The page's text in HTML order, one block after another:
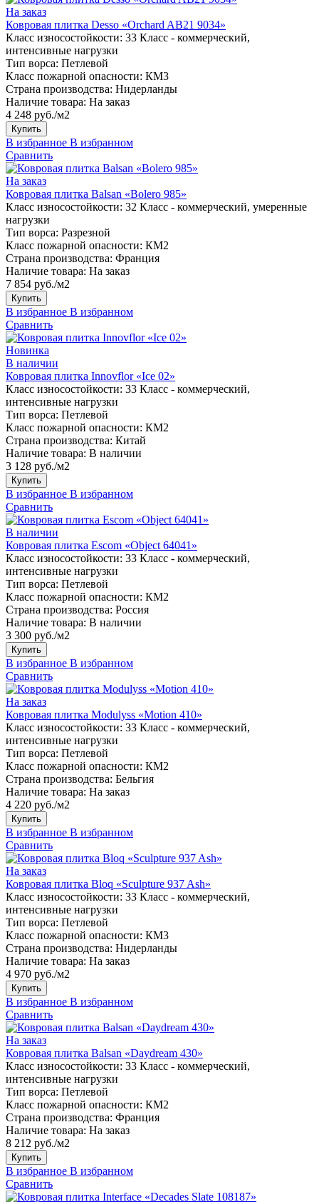
На заказ
Ковровая плитка Desso «Orchard AB21 9034»
Класс износостойкости: 33 Класс - коммерческий,
интенсивные нагрузки
Тип ворса: Петлевой
Класс пожарной опасности: КМ3
Страна производства: Нидерланды
Наличие товара: На заказ
4 248 руб./м2
Купить
В избранное В избранном
Сравнить
На заказ
Ковровая плитка Balsan «Bolero 985»
Класс износостойкости: 32 Класс - коммерческий, умеренные
нагрузки
Тип ворса: Разрезной
Класс пожарной опасности: КМ2
Страна производства: Франция
Наличие товара: На заказ
7 854 руб./м2
Купить
В избранное В избранном
Сравнить
Новинка
В наличии
Ковровая плитка Innovflor «Ice 02»
Класс износостойкости: 33 Класс - коммерческий,
интенсивные нагрузки
Тип ворса: Петлевой
Класс пожарной опасности: КМ2
Страна производства: Китай
Наличие товара: В наличии
3 128 руб./м2
Купить
В избранное В избранном
Сравнить
В наличии
Ковровая плитка Escom «Object 64041»
Класс износостойкости: 33 Класс - коммерческий,
интенсивные нагрузки
Тип ворса: Петлевой
Класс пожарной опасности: КМ2
Страна производства: Россия
Наличие товара: В наличии
3 300 руб./м2
Купить
В избранное В избранном
Сравнить
На заказ
Ковровая плитка Modulyss «Motion 410»
Класс износостойкости: 33 Класс - коммерческий,
интенсивные нагрузки
Тип ворса: Петлевой
Класс пожарной опасности: КМ2
Страна производства: Бельгия
Наличие товара: На заказ
4 220 руб./м2
Купить
В избранное В избранном
Сравнить
На заказ
Ковровая плитка Bloq «Sculpture 937 Ash»
Класс износостойкости: 33 Класс - коммерческий,
интенсивные нагрузки
Тип ворса: Петлевой
Класс пожарной опасности: КМ3
Страна производства: Нидерланды
Наличие товара: На заказ
4 970 руб./м2
Купить
В избранное В избранном
Сравнить
На заказ
Ковровая плитка Balsan «Daydream 430»
Класс износостойкости: 33 Класс - коммерческий,
интенсивные нагрузки
Тип ворса: Петлевой
Класс пожарной опасности: КМ2
Страна производства: Франция
Наличие товара: На заказ
8 212 руб./м2
Купить
В избранное В избранном
Сравнить